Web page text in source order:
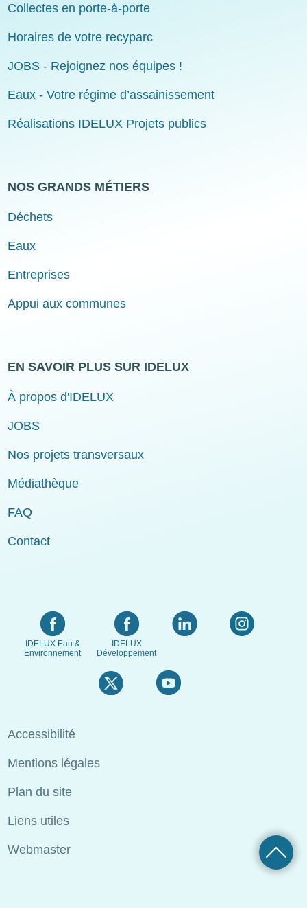
Collectes en porte-à-porte
Horaires de votre recyparc
JOBS - Rejoignez nos équipes !
Eaux - Votre régime d’assainissement
Réalisations IDELUX Projets publics
NOS GRANDS MÉTIERS
Déchets
Eaux
Entreprises
Appui aux communes
EN SAVOIR PLUS SUR IDELUX
À propos d'IDELUX
JOBS
Nos projets transversaux
Médiathèque
FAQ
Contact
IDELUX Eau &
Environnement
IDELUX
Développement
Menu
de
page
Accessibilité
Mentions légales
Plan du site
Liens utiles
Webmaster